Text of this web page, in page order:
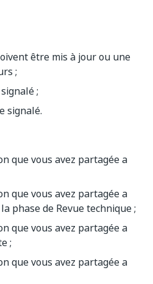
être mis à jour ou une
;
;
signalé.
que vous avez partagée a
que vous avez partagée a
phase de Revue technique ;
que vous avez partagée a
;
que vous avez partagée a